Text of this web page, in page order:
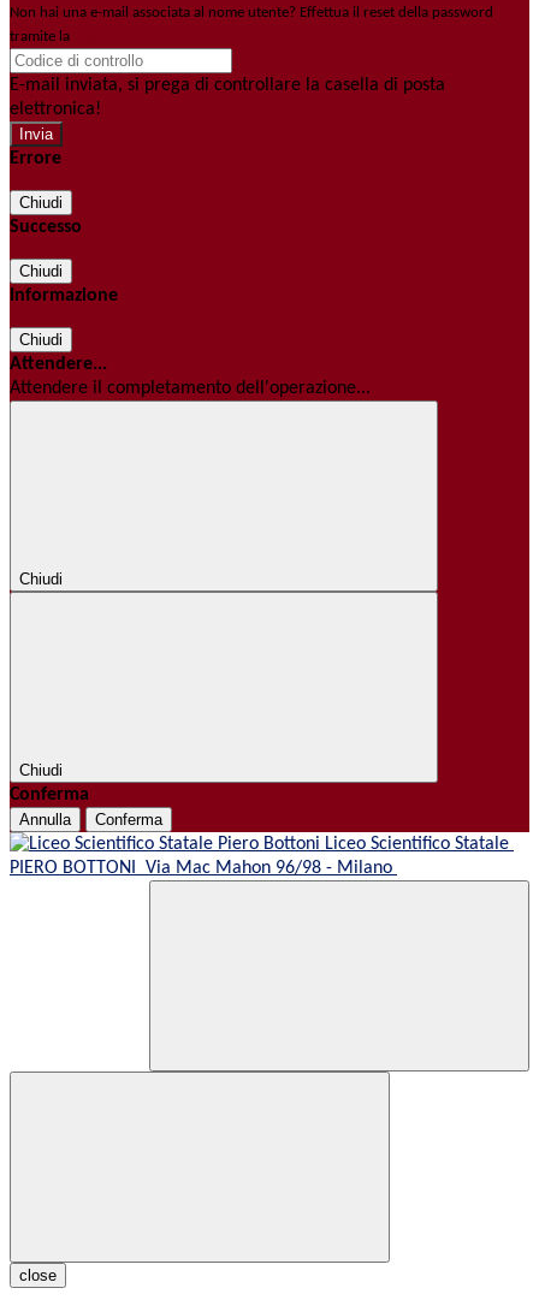
Non hai una e-mail associata al nome utente? Effettua il reset della password
tramite la
E-mail inviata, si prega di controllare la casella di posta
elettronica!
Errore
Chiudi
Successo
Chiudi
Informazione
Chiudi
Attendere...
Attendere il completamento dell'operazione...
Chiudi
Chiudi
Conferma
Annulla Conferma
Liceo Scientifico Statale
PIERO BOTTONI Via Mac Mahon 96/98 - Milano
close